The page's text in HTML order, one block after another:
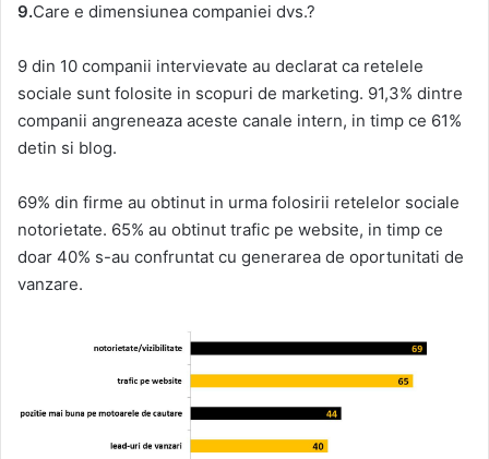
9.Care e dimensiunea companiei dvs.?
9 din 10 companii intervievate au declarat ca retelele
sociale sunt folosite in scopuri de marketing. 91,3% dintre
companii angreneaza aceste canale intern, in timp ce 61%
detin si blog.
69% din firme au obtinut in urma folosirii retelelor sociale
notorietate. 65% au obtinut trafic pe website, in timp ce
doar 40% s-au confruntat cu generarea de oportunitati de
vanzare.